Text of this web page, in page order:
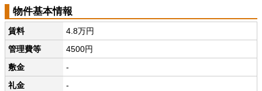
物件基本情報
賃料
4.8万円
管理費等
4500円
敷金
-
礼金
-